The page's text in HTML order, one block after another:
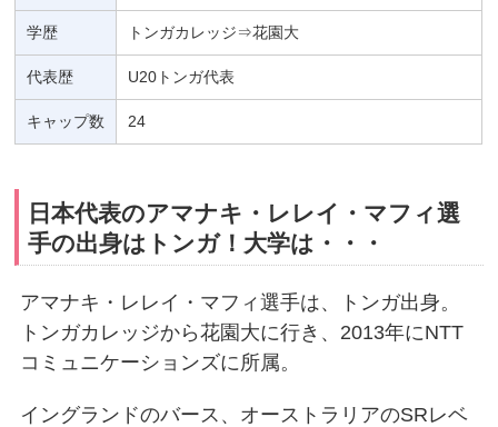
学歴 トンガカレッジ⇒花園大
代表歴 U20トンガ代表
キャップ数 24
日本代表のアマナキ・レレイ・マフィ選
手の出身はトンガ！大学は・・・
アマナキ・レレイ・マフィ選手は、トンガ出身。
トンガカレッジから花園大に行き、2013年にNTT
コミュニケーションズに所属。
イングランドのバース、オーストラリアのSRレベ